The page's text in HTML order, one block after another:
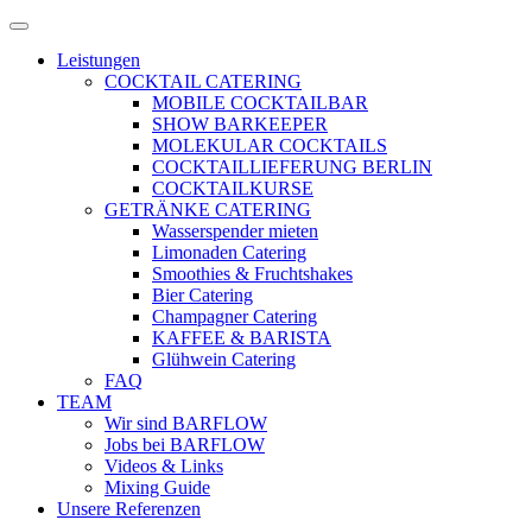
Zum
springen
Menü
öffnenLeistungen
COCKTAIL CATERING
MOBILE COCKTAILBAR
SHOW BARKEEPER
MOLEKULAR COCKTAILS
COCKTAILLIEFERUNG BERLIN
COCKTAILKURSE
GETRÄNKE CATERING
Wasserspender mieten
Limonaden Catering
Smoothies & Fruchtshakes
Bier Catering
Champagner Catering
KAFFEE & BARISTA
Glühwein Catering
FAQ
TEAM
Wir sind BARFLOW
Jobs bei BARFLOW
Videos & Links
Mixing Guide
Unsere Referenzen